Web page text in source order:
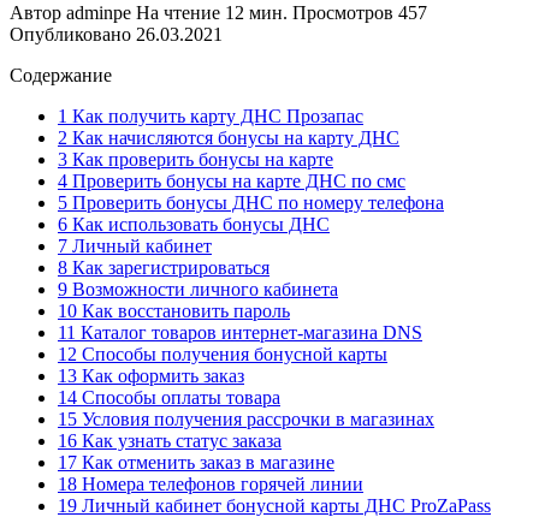
Автор adminpe На чтение 12 мин. Просмотров 457
Опубликовано 26.03.2021
Содержание
1 Как получить карту ДНС Прозапас
2 Как начисляются бонусы на карту ДНС
3 Как проверить бонусы на карте
4 Проверить бонусы на карте ДНС по смс
5 Проверить бонусы ДНС по номеру телефона
6 Как использовать бонусы ДНС
7 Личный кабинет
8 Как зарегистрироваться
9 Возможности личного кабинета
10 Как восстановить пароль
11 Каталог товаров интернет-магазина DNS
12 Способы получения бонусной карты
13 Как оформить заказ
14 Способы оплаты товара
15 Условия получения рассрочки в магазинах
16 Как узнать статус заказа
17 Как отменить заказ в магазине
18 Номера телефонов горячей линии
19 Личный кабинет бонусной карты ДНС ProZaPass